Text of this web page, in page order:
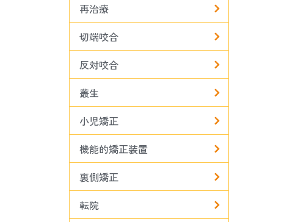
再治療
切端咬合
反対咬合
叢生
小児矯正
機能的矯正装置
裏側矯正
転院